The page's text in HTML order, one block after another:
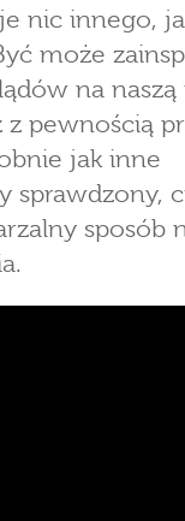
nic innego,
może
na naszą
pewnością
jak inne
sprawdzony,
sposób